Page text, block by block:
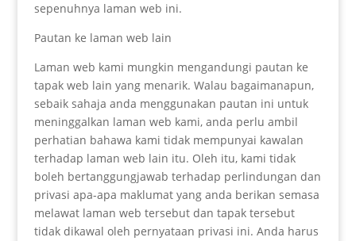
sepenuhnya laman web ini.
Pautan ke laman web lain
Laman web kami mungkin mengandungi pautan ke
tapak web lain yang menarik. Walau bagaimanapun,
sebaik sahaja anda menggunakan pautan ini untuk
meninggalkan laman web kami, anda perlu ambil
perhatian bahawa kami tidak mempunyai kawalan
terhadap laman web lain itu. Oleh itu, kami tidak
boleh bertanggungjawab terhadap perlindungan dan
privasi apa-apa maklumat yang anda berikan semasa
melawat laman web tersebut dan tapak tersebut
tidak dikawal oleh pernyataan privasi ini. Anda harus